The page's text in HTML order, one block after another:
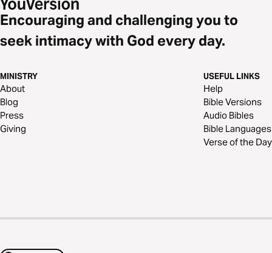
Encouraging and challenging you to
seek intimacy with God every day.
MINISTRY
About
Blog
Press
Giving
USEFUL LINKS
Help
Bible Versions
Audio Bibles
Bible Languages
Verse of the Day